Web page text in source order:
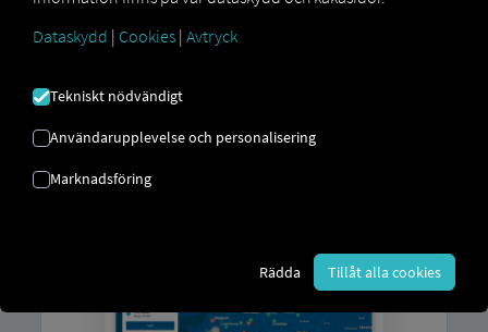
Då kan duutöka den här tjänsten med
tillgång till
Dataskydd | Cookies | Avtryck
Tekniskt nödvändigt
Användarupplevelse och personalisering
Marknadsföring
Rädda Tillåt alla cookies